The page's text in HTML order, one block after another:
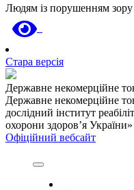
Людям із порушенням зору
Стара версія
Державне некомерційне
Державне некомерційне
дослідний інститут
охорони здоров’я України»
Офіційний вебсайт